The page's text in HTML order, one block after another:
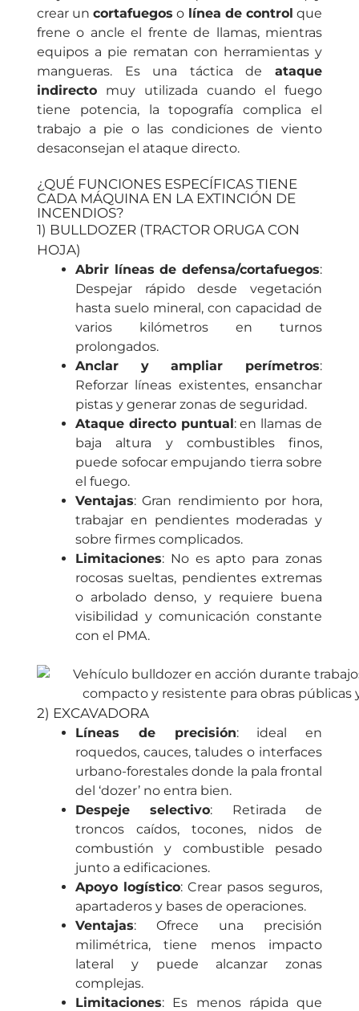
crear uncortafuegos o línea de control que
frene o ancle el frente de llamas, mientras
equipos a pie rematan con herramientas y
mangueras. Es una táctica de ataque
indirecto muy utilizada cuando el fuego
tiene potencia, la topografía complica el
trabajo a pie o las condiciones de viento
desaconsejan el ataque directo.
¿QUÉ FUNCIONES ESPECÍFICAS TIENE
CADA MÁQUINA EN LA EXTINCIÓN DE
INCENDIOS?
1) BULLDOZER (TRACTOR ORUGA CON
HOJA)
Abrir líneas de defensa/cortafuegos:
Despejar rápido desde vegetación
hasta suelo mineral, con capacidad de
varios kilómetros en turnos
prolongados.
Anclar y ampliar perímetros:
Reforzar líneas existentes, ensanchar
pistas y generar zonas de seguridad.
Ataque directo puntual: en llamas de
baja altura y combustibles finos,
puede sofocar empujando tierra sobre
el fuego.
Ventajas: Gran rendimiento por hora,
trabajar en pendientes moderadas y
sobre firmes complicados.
Limitaciones: No es apto para zonas
rocosas sueltas, pendientes extremas
o arbolado denso, y requiere buena
visibilidad y comunicación constante
con el PMA.
2) EXCAVADORA
Líneas de precisión: ideal en
roquedos, cauces, taludes o interfaces
urbano-forestales donde la pala frontal
del ‘dozer’ no entra bien.
Despeje selectivo: Retirada de
troncos caídos, tocones, nidos de
combustión y combustible pesado
junto a edificaciones.
Apoyo logístico: Crear pasos seguros,
apartaderos y bases de operaciones.
Ventajas: Ofrece una precisión
milimétrica, tiene menos impacto
lateral y puede alcanzar zonas
complejas.
Limitaciones: Es menos rápida que